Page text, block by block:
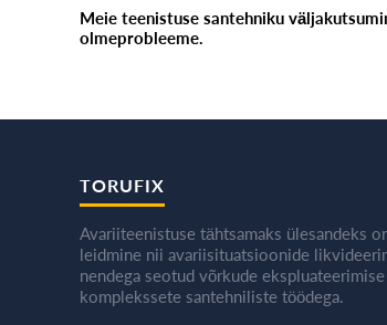
Meie teenistuse santehniku
olmeprobleeme.
TORUFIX
Avariiteenistuse tähtsamaks ülesandeks
leidmine nii avariisituatsioonide
nendega seotud võrkude
komplekssete santehniliste töödega.